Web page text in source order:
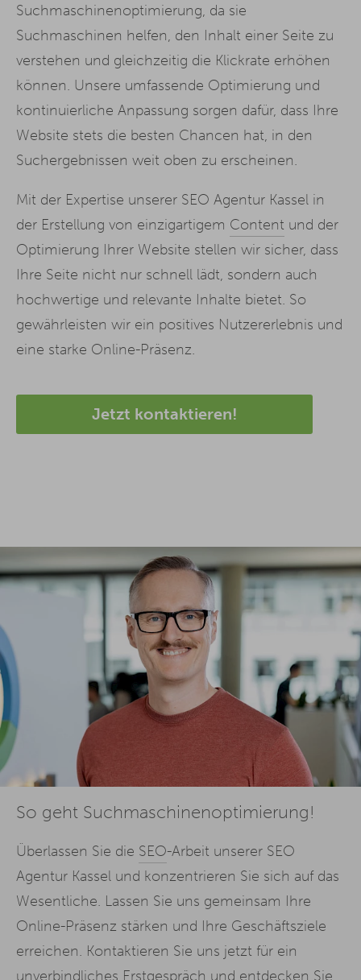
Suchmaschinenoptimierung, da sie
Suchmaschinen helfen, den Inhalt einer Seite zu
verstehen und gleichzeitig die Klickrate erhöhen
können. Unsere umfassende Optimierung und
kontinuierliche Anpassung sorgen dafür, dass Ihre
Website stets die besten Chancen hat, in den
Suchergebnissen weit oben zu erscheinen.
Mit der Expertise unserer SEO Agentur Kassel in
der Erstellung von einzigartigem Content und der
Optimierung Ihrer Website stellen wir sicher, dass
Ihre Seite nicht nur schnell lädt, sondern auch
hochwertige und relevante Inhalte bietet. So
gewährleisten wir ein positives Nutzererlebnis und
eine starke Online-Präsenz.
Jetzt kontaktieren!
So geht Suchmaschinenoptimierung!
Überlassen Sie die SEO-Arbeit unserer SEO
Agentur Kassel und konzentrieren Sie sich auf das
Wesentliche. Lassen Sie uns gemeinsam Ihre
Online-Präsenz stärken und Ihre Geschäftsziele
erreichen. Kontaktieren Sie uns jetzt für ein
unverbindliches Erstgespräch und entdecken Sie